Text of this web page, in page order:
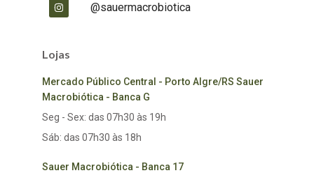
@sauermacrobiotica
Lojas
Mercado Público Central - Porto Algre/RS Sauer
Macrobiótica - Banca G
Seg - Sex: das 07h30 às 19h
Sáb: das 07h30 às 18h
Sauer Macrobiótica - Banca 17